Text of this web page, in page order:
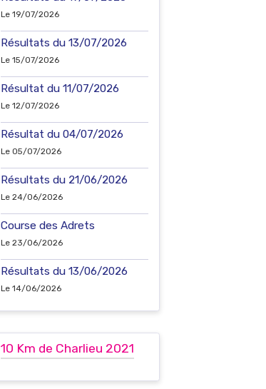
Le 19/07/2026
Résultats du 13/07/2026
Le 15/07/2026
Résultat du 11/07/2026
Le 12/07/2026
Résultat du 04/07/2026
Le 05/07/2026
Résultats du 21/06/2026
Le 24/06/2026
Course des Adrets
Le 23/06/2026
Résultats du 13/06/2026
Le 14/06/2026
10 Km de Charlieu 2021